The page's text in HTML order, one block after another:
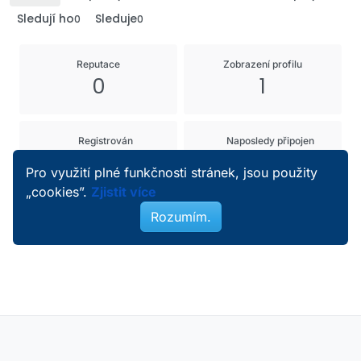
Sledují ho0 Sleduje0
Reputace
0
Zobrazení profilu
1
Registrován Naposledy připojen
Pro využití plné funkčnosti stránek, jsou použity
„cookies”. Zjistit více
Rozumím.